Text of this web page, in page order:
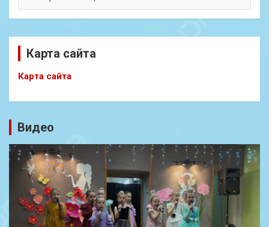
Карта сайта
Карта сайта
Видео